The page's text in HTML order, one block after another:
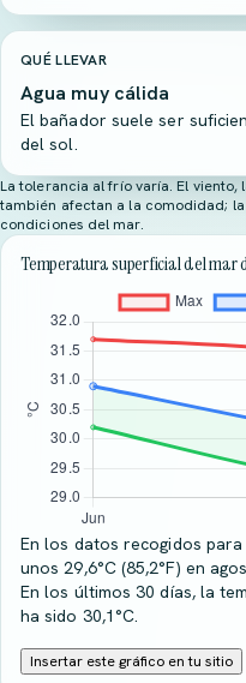
QUÉ LLEVAR
Agua muy cálida
El bañador suele ser
del sol.
La tolerancia al frío varía. El
también afectan a la comodidad;
condiciones del mar.
Temperatura superficial del mar
En los datos recogidos
unos 29,6°C (85,2°F) en
En los últimos 30 días, la
ha sido 30,1°C.
Insertar este gráfico en tu sitio